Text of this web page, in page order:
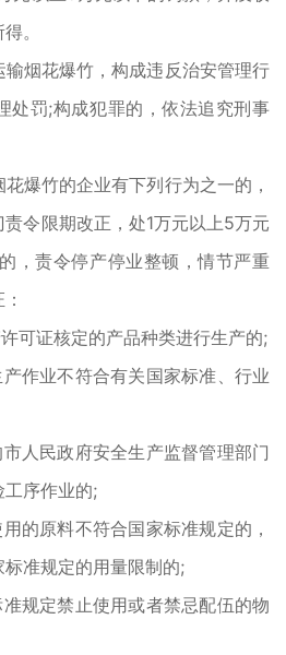
。
烟花爆竹，构成违反治安管理行
处罚;构成犯罪的，依法追究刑事
爆竹的企业有下列行为之一的，
令限期改正，处1万元以上5万元
，责令停产停业整顿，情节严重
可证核定的产品种类进行生产的;
作业不符合有关国家标准、行业
人民政府安全生产监督管理部门
序作业的;
的原料不符合国家标准规定的，
准规定的用量限制的;
规定禁止使用或者禁忌配伍的物